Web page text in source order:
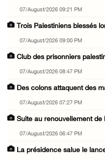
07/August/2026 09:21 PM
Trois Palestiniens blessés
07/August/2026 09:00 PM
Club des prisonniers
07/August/2026 08:47 PM
Des colons attaquent des
07/August/2026 07:27 PM
Suite au renouvellement
07/August/2026 06:47 PM
La présidence salue le